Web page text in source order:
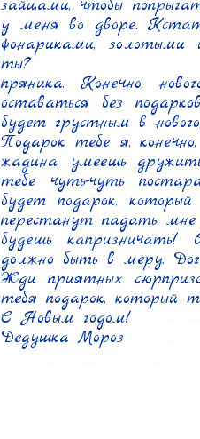
зайцами, чтобы
у меня во дворе.
фонариками,
ты?
пряника. Конечно,
оставаться без
будет грустным в
Подарок тебе я,
жадина, умеешь
тебе чуть-чуть
будет подарок,
перестанут падать
будешь
должно быть в меру.
Жди приятных
тебя подарок, который
С Новым годом!
Дедушка Мороз